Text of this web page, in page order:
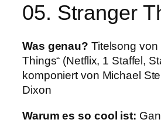
05. Stranger
Was genau? Titelsong von
Things“ (Netflix, 1 Staffel,
komponiert von Michael
Dixon
Warum es so cool ist: